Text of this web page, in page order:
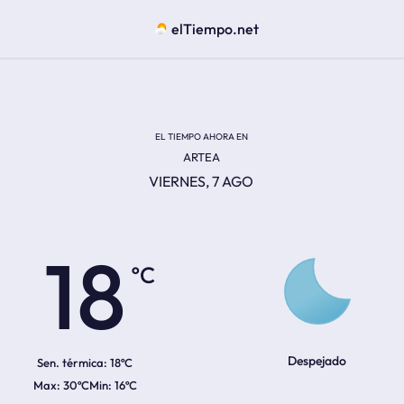
elTiempo.net
EL TIEMPO AHORA EN
ARTEA
VIERNES, 7 AGO
18
Sen. térmica: 18ºC
30ºC 16ºC
Despejado